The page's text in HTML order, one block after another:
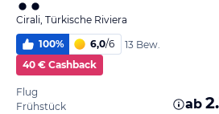
Cirali, Türkische Riviera
100% 6,0/6
13 Bew.
40 € Cashback
Flug
Frühstück
ab